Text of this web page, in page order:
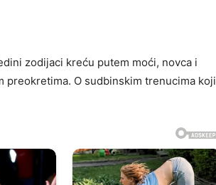
zodijaci kreću putem moći, novca i
preokretima. O sudbinskim trenucima koji